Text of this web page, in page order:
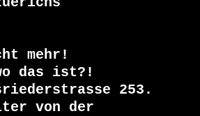
mehr!
das ist?!
253.
von der